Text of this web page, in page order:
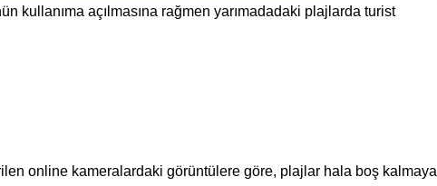
kullanıma açılmasına rağmen yarımadadaki plajlarda turist
online kameralardaki görüntülere göre, plajlar hala boş kalmaya